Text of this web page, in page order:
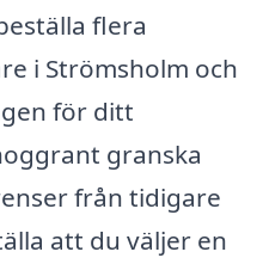
flera
i Strömsholm och
för ditt
granska
från tidigare
att du väljer en